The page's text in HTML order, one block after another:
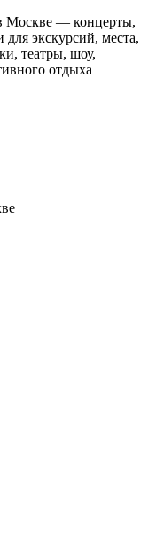
Москве — концерты,
для экскурсий, места,
театры, шоу,
отдыха